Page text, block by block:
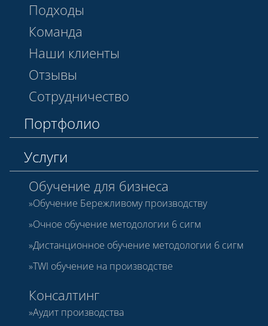
Подходы
Команда
Наши клиенты
Отзывы
Сотрудничество
Портфолио
Услуги
Обучение для бизнеса
Обучение Бережливому производству
Очное обучение методологии 6 сигм
Дистанционное обучение методологии 6 сигм
TWI обучение на производстве
Консалтинг
Аудит производства